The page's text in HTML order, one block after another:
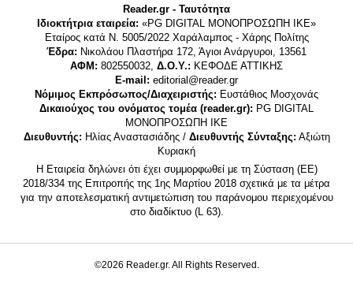
Reader.gr - Ταυτότητα
Ιδιοκτήτρια εταιρεία: «PG DIGITAL MONΟΠΡΟΣΩΠΗ ΙΚΕ»
Εταίρος κατά Ν. 5005/2022 Χαράλαμπος - Χάρης Πολίτης
Έδρα: Νικολάου Πλαστήρα 172, Άγιοι Ανάργυροι, 13561
ΑΦΜ: 802550032, Δ.Ο.Υ.: ΚΕΦΟΔΕ ΑΤΤΙΚΗΣ
E-mail: editorial@reader.gr
Νόμιμος Εκπρόσωπος/Διαχειριστής: Ευστάθιος Μοσχονάς
Δικαιούχος του ονόματος τομέα (reader.gr): PG DIGITAL
MONΟΠΡΟΣΩΠΗ ΙΚΕ
Διευθυντής: Ηλίας Αναστασιάδης / Διευθυντής Σύνταξης: Αξιώτη
Κυριακή
Η Εταιρεία δηλώνει ότι έχει συμμορφωθεί με τη Σύσταση (ΕΕ)
2018/334 της Επιτροπής της 1ης Μαρτίου 2018 σχετικά με τα μέτρα
για την αποτελεσματική αντιμετώπιση του παράνομου περιεχομένου
στο διαδίκτυο (L 63).
©2026 Reader.gr. All Rights Reserved.